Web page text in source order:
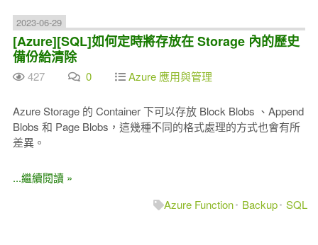
2023-06-29
[Azure][SQL]如何定時將存放在 Storage 內的歷史
備份給清除
427 0 Azure 應用與管理
Azure Storage 的 Container 下可以存放 Block Blobs 、Append
Blobs 和 Page Blobs，這幾種不同的格式處理的方式也會有所
差異。
...繼續閱讀 »
Azure Function
Backup SQL